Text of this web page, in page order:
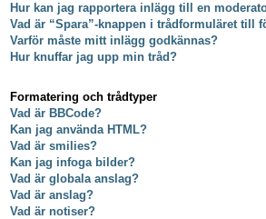
Hur kan jag rapportera inlägg till en
Vad är “Spara”-knappen i trådformuläret till
Varför måste mitt inlägg godkännas?
Hur knuffar jag upp min tråd?
Formatering och trådtyper
Vad är BBCode?
Kan jag använda HTML?
Vad är smilies?
Kan jag infoga bilder?
Vad är globala anslag?
Vad är anslag?
Vad är notiser?